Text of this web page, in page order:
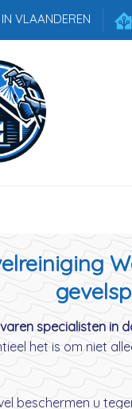
VLAANDEREN
specialisten in
het is om niet
beschermen u